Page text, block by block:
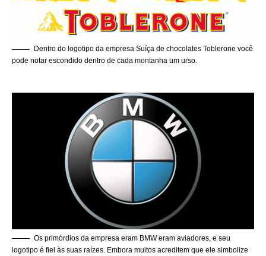
Dentro do logotipo da empresa Suíça de chocolates Toblerone você
pode notar escondido dentro de cada montanha um urso.
Os primórdios da empresa eram BMW eram aviadores, e seu
logotipo é fiel às suas raízes. Embora muitos acreditem que ele simbolize